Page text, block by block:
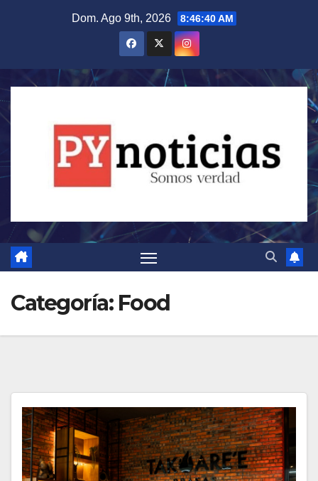
Dom. Ago 9th, 2026 8:46:40 AM
Categoría: Food